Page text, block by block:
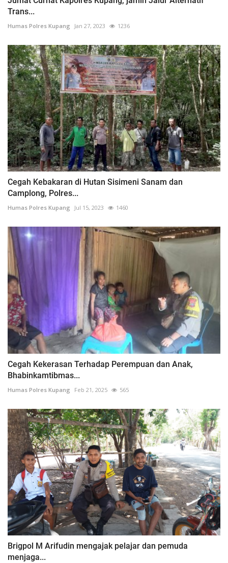
Trans...
Humas Polres Kupang Jan 27, 2023 1236
Cegah Kebakaran di Hutan Sisimeni Sanam dan
Camplong, Polres...
Humas Polres Kupang Jul 15, 2023 1460
Cegah Kekerasan Terhadap Perempuan dan Anak,
Bhabinkamtibmas...
Humas Polres Kupang Feb 21, 2025 565
Brigpol M Arifudin mengajak pelajar dan pemuda
menjaga...